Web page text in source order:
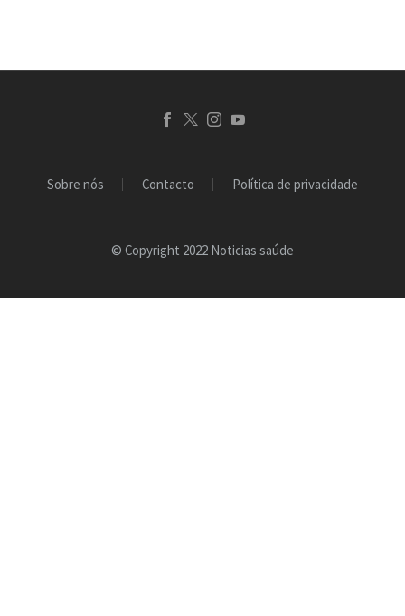
Sobre nós Contacto Política de privacidade
© Copyright 2022 Noticias saúde